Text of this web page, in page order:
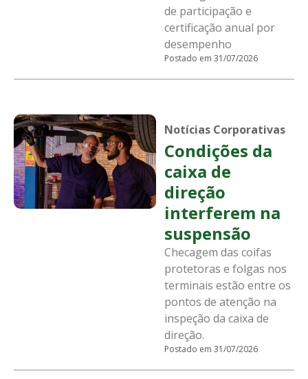
de participação e
certificação anual por
desempenho
Postado em 31/07/2026
Notícias Corporativas
Condições da
caixa de
direção
interferem na
suspensão
Checagem das coifas
protetoras e folgas nos
terminais estão entre os
pontos de atenção na
inspeção da caixa de
direção.
Postado em 31/07/2026